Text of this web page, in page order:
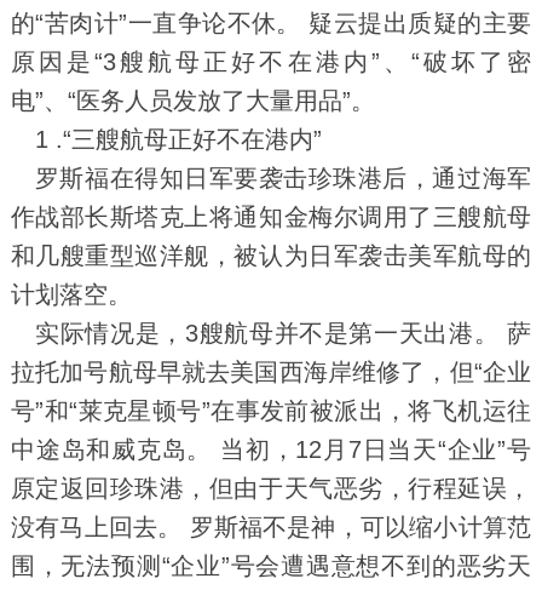
的“苦肉计”一直争论不休。 疑云提出质疑的主要
原因是“3艘航母正好不在港内”、“破坏了密
电”、“医务人员发放了大量用品”。
1 .“三艘航母正好不在港内”
罗斯福在得知日军要袭击珍珠港后，通过海军
作战部长斯塔克上将通知金梅尔调用了三艘航母
和几艘重型巡洋舰，被认为日军袭击美军航母的
计划落空。
实际情况是，3艘航母并不是第一天出港。 萨
拉托加号航母早就去美国西海岸维修了，但“企业
号”和“莱克星顿号”在事发前被派出，将飞机运往
中途岛和威克岛。 当初，12月7日当天“企业”号
原定返回珍珠港，但由于天气恶劣，行程延误，
没有马上回去。 罗斯福不是神，可以缩小计算范
围，无法预测“企业”号会遭遇意想不到的恶劣天